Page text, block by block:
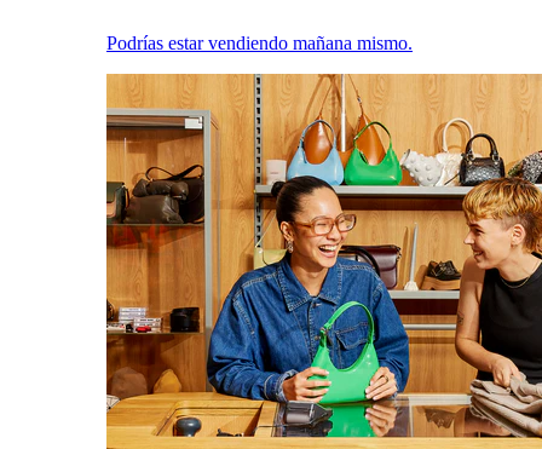
Podrías estar vendiendo mañana mismo.